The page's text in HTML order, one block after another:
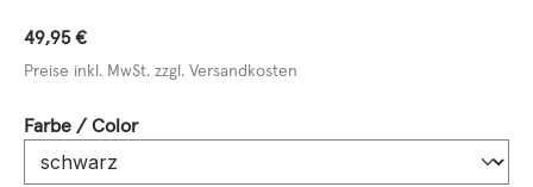
49,95 €
Preise inkl. MwSt. zzgl. Versandkosten
Farbe / Colorauswählen